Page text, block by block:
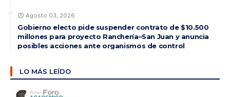
Agosto 03, 2026
Gobierno electo pide suspender contrato de $10.500
millones para proyecto Ranchería–San Juan y anuncia
posibles acciones ante organismos de control
LO MÁS LEÍDO